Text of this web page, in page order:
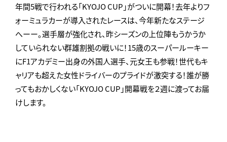
年間5戦で行われる「KYOJO CUP」がついに開幕！去年よりフ
ォーミュラカーが導入されたレースは、今年新たなステージ
へーー。選手層が強化され、昨シーズンの上位陣もうかうか
していられない群雄割拠の戦いに！15歳のスーパールーキー
にF1アカデミー出身の外国人選手、元女王も参戦！世代もキ
ャリアも超えた女性ドライバーのプライドが激突する！誰が勝
ってもおかしくない「KYOJO CUP」開幕戦を２週に渡ってお届
けします。